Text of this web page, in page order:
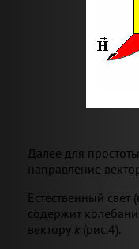
Далее для
направление
Естественный
содержит
вектору k (рис.4).